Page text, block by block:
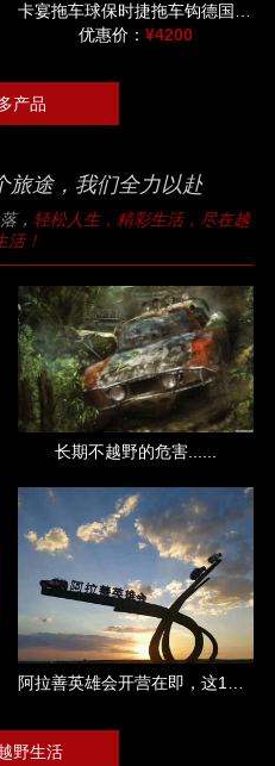
卡宴拖车球保时捷拖车钩德国威斯法利westfalia后托球自行车架
优惠价：¥4200
产品
途，我们全力以赴
， 轻松人生，精彩生活，尽在越
活！
长期不越野的危害......
野生活